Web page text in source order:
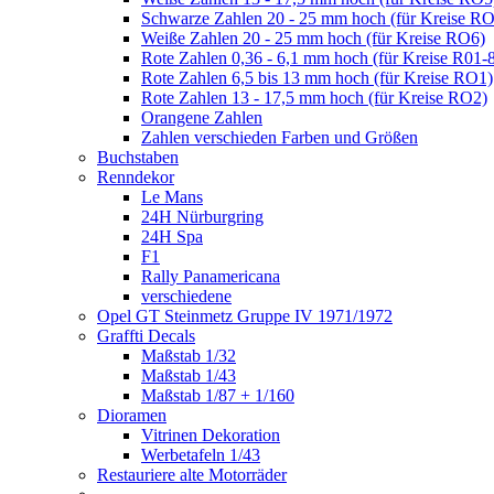
Schwarze Zahlen 20 - 25 mm hoch (für Kreise
Weiße Zahlen 20 - 25 mm hoch (für Kreise RO6)
Rote Zahlen 0,36 - 6,1 mm hoch (für Kreise R01-
Rote Zahlen 6,5 bis 13 mm hoch (für Kreise RO1)
Rote Zahlen 13 - 17,5 mm hoch (für Kreise RO2)
Orangene Zahlen
Zahlen verschieden Farben und Größen
Buchstaben
Renndekor
Le Mans
24H Nürburgring
24H Spa
F1
Rally Panamericana
verschiedene
Opel GT Steinmetz Gruppe IV 1971/1972
Graffti Decals
Maßstab 1/32
Maßstab 1/43
Maßstab 1/87 + 1/160
Dioramen
Vitrinen Dekoration
Werbetafeln 1/43
Restauriere alte Motorräder